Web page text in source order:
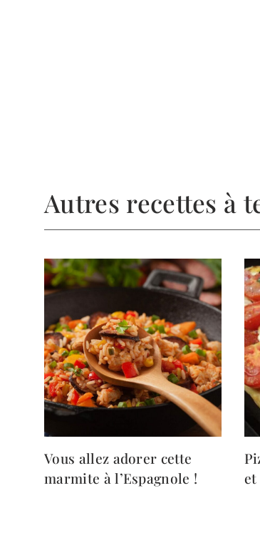
Autres recettes à
Vous allez adorer cette
marmite à l’Espagnole !
et